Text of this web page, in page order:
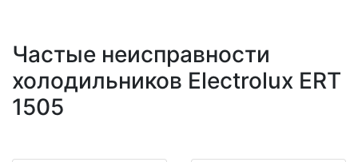
Частые неисправности
холодильников Electrolux ERT
1505